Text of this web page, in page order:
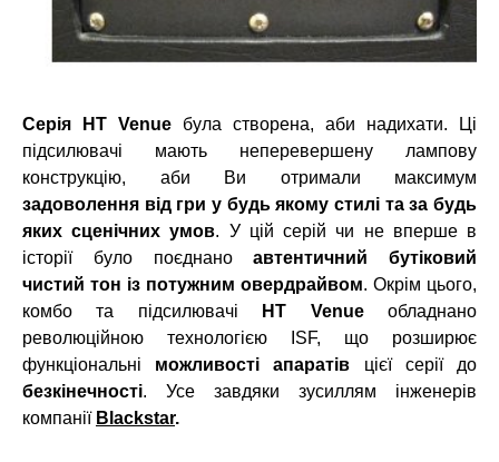
Серія HT Venue була створена, аби надихати. Ці
підсилювачі мають неперевершену лампову
конструкцію, аби Ви отримали максимум
задоволення від гри у будь якому стилі та за будь
яких сценічних умов. У цій серій чи не вперше в
історії було поєднаноавтентичний бутіковий
чистий тон із потужним овердрайвом. Окрім цього,
комбо та підсилювачі
HT Venueобладнано
революційною технологією ISF, що розширює
функціональні можливості апаратів цієї серії до
безкінечності. Усе завдяки зусиллям інженерів
компанії Blackstar.